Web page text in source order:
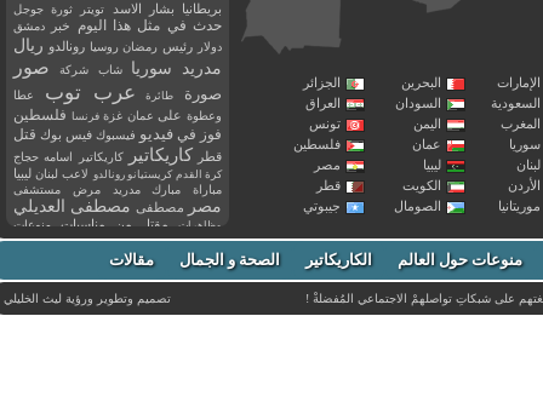
البحرين
الجزائر
السودان
العراق
اليمن
تونس
عمان
فلسطين
ليبيا
مصر
الكويت
قطر
الصومال جيبوتي
بريطانيا بشار الاسد تويتر ثورة جوجل
حدث في مثل هذا اليوم خبر دمشق
دولار رئيس رمضان روسيا رونالدو ريال
مدريد
سوريا شاب شركة صور
صورة طائرة عرب توب
عطا
وعطوة على عمان غزة فرنسا فلسطين
فوز في فيديو فيسبوك فيس بوك قتل
قطر كاريكاتير كاريكاتير اسامه حجاج
كرة القدم كريستيانو رونالدو لاعب لبنان ليبيا
مباراة مبارك مدريد مرض مستشفى
مصر مصطفى مصطفى العديلي
مظاهرات مقتل من مناسبات
منوعات
مواليد
موت ميسي ميلان نادي نشر
وفاة وفيات يوتيوب منوعات حول العالم الكاريكاتير الصحة و الجمال مقالات
على شبكاتِ تواصلهمْ الاجتماعي المُفضلةْ ! تصميم وتطوير ورؤيةليث الخليلي